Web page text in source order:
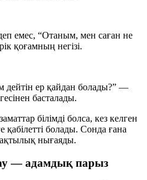
емес, “Отаным, мен саған не
қоғамның негізі.
дейтін ер қайдан болады?” —
басталады.
білімді болса, кез келген
болады. Сонда ғана
нығаяды.
— адамдық парыз